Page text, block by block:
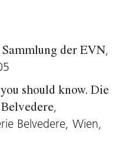
Ästhetik der
am Werk,
und
Fragilität.
im
der EVN,
should know. Die
,
Belvedere, Wien,